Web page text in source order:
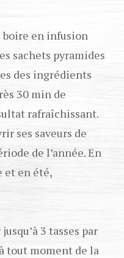
boire en infusion
sachets pyramides
des ingrédients
30 min de
rafraîchissant.
ses saveurs de
de l’année. En
et en été,
3 tasses par
tout moment de la